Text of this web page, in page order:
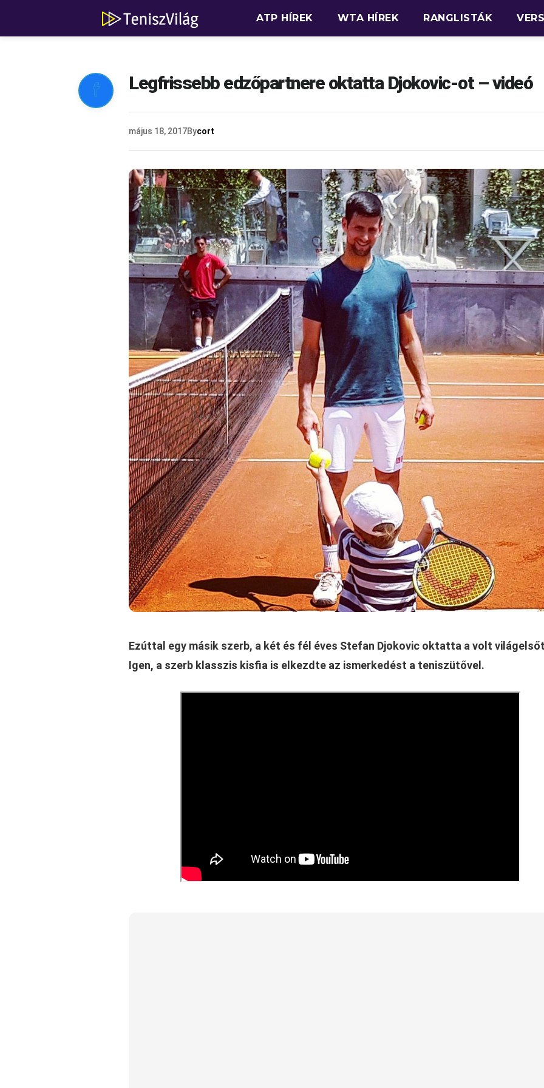
ATP HÍREK WTA HÍREK RANGLISTÁK
 Legfrissebb edzőpartnere oktatta Djokovic-ot – videó
május 18, 2017Bycort
Ezúttal egy másik szerb, a két és fél éves Stefan Djokovic oktatta a volt
Igen, a szerb klasszis kisfia is elkezdte az ismerkedést a teniszütővel.